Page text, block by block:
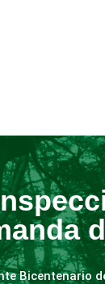
Bicentenario